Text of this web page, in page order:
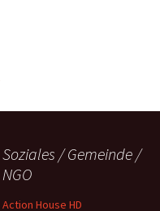
Soziales / Gemeinde /
NGO
Action House HD